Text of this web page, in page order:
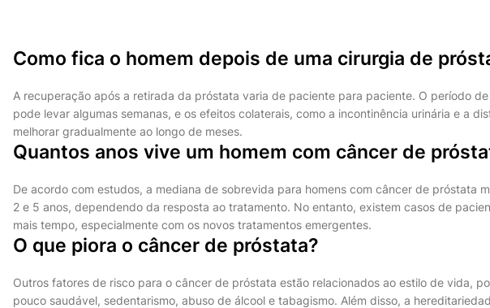
Como fica o homem depois de uma cirurgia de
A recuperação após a retirada da próstata varia de paciente para paciente. O período
pode levar algumas semanas, e os efeitos colaterais, como a incontinência urinária e a
melhorar gradualmente ao longo de meses.
Quantos anos vive um homem com câncer de
De acordo com estudos, a mediana de sobrevida para homens com câncer de próstata
2 e 5 anos, dependendo da resposta ao tratamento. No entanto, existem casos de
mais tempo, especialmente com os novos tratamentos emergentes.
O que piora o câncer de próstata?
Outros fatores de risco para o câncer de próstata estão relacionados ao estilo de vida,
pouco saudável, sedentarismo, abuso de álcool e tabagismo. Além disso, a